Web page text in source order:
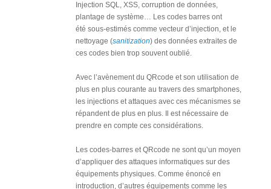
Injection SQL, XSS, corruption de données,
plantage de système… Les codes barres ont
été sous-estimés comme vecteur d’injection, et le
nettoyage (sanitization) des données extraites de
ces codes bien trop souvent oublié.
Avec l’avènement du QRcode et son utilisation de
plus en plus courante au travers des smartphones,
les injections et attaques avec ces mécanismes se
répandent de plus en plus. Il est nécessaire de
prendre en compte ces considérations.
Les codes-barres et QRcode ne sont qu’un moyen
d’appliquer des attaques informatiques sur des
équipements physiques. Comme énoncé en
introduction, d’autres équipements comme les